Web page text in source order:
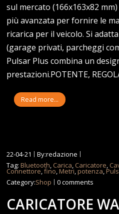
sul mercato (166x163x82
più avanzata per fornire le
ricarica per il veicolo. Si
(garage privati, parcheggi
Pulsar Plus combina un
prestazioni.POTENTE,
Read more...
22-04-21
By:redazione
Tag:Bluetooth, Carica, Caricatore,
Connettore,fino,Metri,potenza,
Category:Shop 0 comments
CARICATORE